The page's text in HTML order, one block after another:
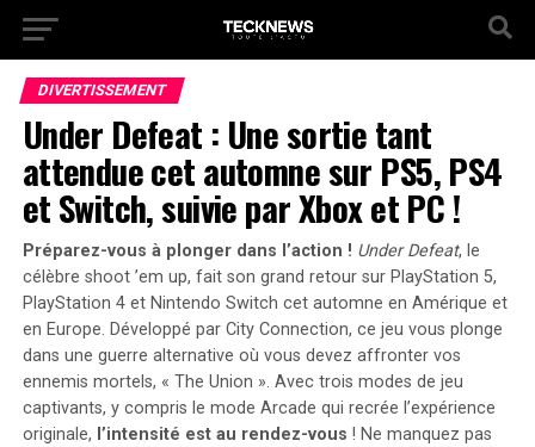
DIVERTISSEMENT
Under Defeat : Une sortie tant
attendue cet automne sur PS5, PS4
et Switch, suivie par Xbox et PC !
Préparez-vous à plonger dans l’action ! Under Defeat, le
célèbre shoot ’em up, fait son grand retour sur PlayStation 5,
PlayStation 4 et Nintendo Switch cet automne en Amérique et
en Europe. Développé par City Connection, ce jeu vous plonge
dans une guerre alternative où vous devez affronter vos
ennemis mortels, « The Union ». Avec trois modes de jeu
captivants, y compris le mode Arcade qui recrée l’expérience
originale, l’intensité est au rendez-vous ! Ne manquez pas